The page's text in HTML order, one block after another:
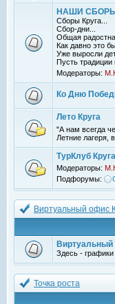
НАШИ СБОРЫ
Сборы Круга...
Сбор-дни...
Общая
Как давно это
Уже выросли
Пусть традиции
Модераторы:
Ко Дню
Лето Круга
"А нам всегда
Летние лагеря,
ТурКлуб Круга
Модераторы:
Подфорумы:
Виртуальный офис
Виртуальный
Здесь -
Точка роста